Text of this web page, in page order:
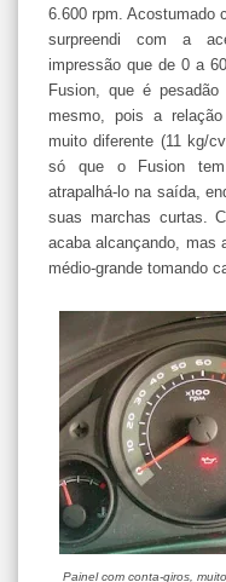
6.600 rpm. Acostumado
surpreendi com a
impressão que de 0 a
Fusion, que é
mesmo, pois a
muito diferente (11 kg/
só que o Fusion
atrapalhá-lo na saída,
suas marchas curtas.
acaba alcançando, mas
médio-grande tomando
Painel com conta-giros,